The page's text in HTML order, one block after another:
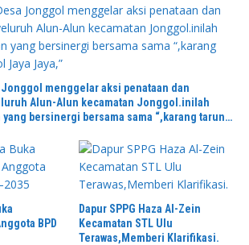
Jonggol menggelar aksi penataan dan
Alun-Alun kecamatan Jonggol.inilah
bersinergi bersama sama “,karang taruna
BPD
Dapur SPPG Haza Al-Zein
Kecamatan STL Ulu
Terawas,Memberi Klarifikasi.